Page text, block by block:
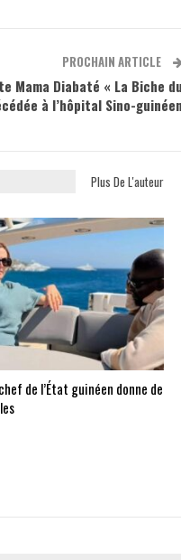
PROCHAIN ARTICLE
Mama Diabaté « La Biche
à l’hôpital Sino-
Plus De L'auteur
de l’État guinéen donne de